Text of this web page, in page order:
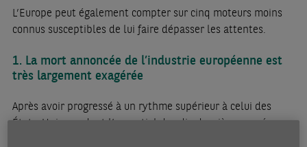
L’Europe peut également compter sur cinq moteurs moins
connus susceptibles de lui faire dépasser les attentes.
1. La mort annoncée de l’industrie européenne est
très largement exagérée
Après avoir progressé à un rythme supérieur à celui des
États-Unis pendant l’essentiel des dix dernières années,